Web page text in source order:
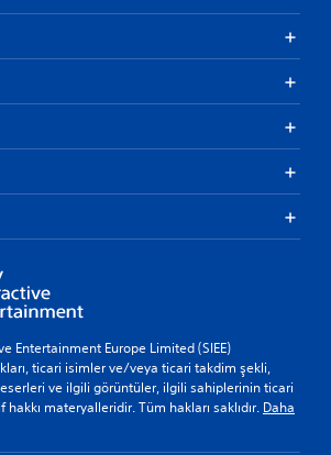
Entertainment Europe Limited (SIEE)
ticari isimler ve/veya ticari takdim şekli,
ve ilgili görüntüler, ilgili sahiplerinin ticari
materyalleridir. Tüm hakları saklıdır. Daha